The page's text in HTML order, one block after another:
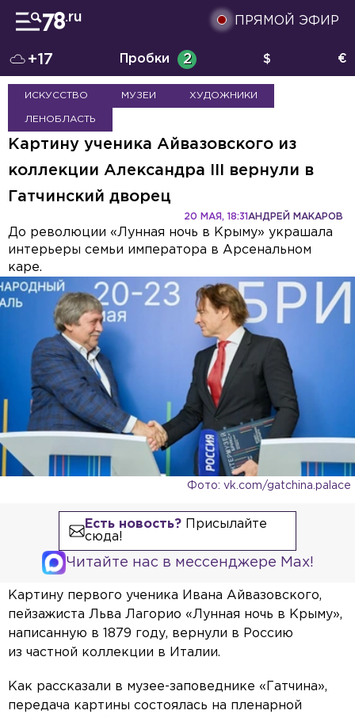
ПРЯМОЙ ЭФИР
+17 Пробки 2 $ €
ИСКУССТВО МУЗЕИ ХУДОЖНИКИ
ЛЕНОБЛАСТЬ
Картину ученика Айвазовского из
коллекции Александра III вернули в
Гатчинский дворец
АНДРЕЙ МАКАРОВ
20 МАЯ, 18:31
До революции «Лунная ночь в Крыму» украшала
интерьеры семьи императора в Арсенальном
каре.
Фото: vk.com/gatchina.palace
Есть новость?Присылайте
сюда!
Читайте нас в мессенджере Max!
Картину первого ученика Ивана Айвазовского,
пейзажиста Льва Лагорио «Лунная ночь в Крыму»,
написанную в 1879 году, вернули в Россию
из частной коллекции в Италии.
Как рассказали в музее-заповеднике «Гатчина»,
передача картины состоялась на пленарной